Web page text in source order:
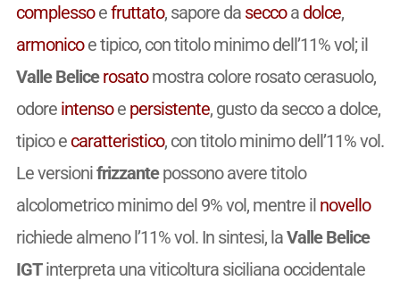
complessoefruttato, sapore da seccoa dolce,
armonicoe tipico, con titolo minimo dell’11% vol; il
Valle Belicerosatomostra colore rosato cerasuolo,
odore intensoe persistente, gusto da secco a dolce,
tipico e caratteristico, con titolo minimo dell’11% vol.
Le versionifrizzantepossono avere titolo
alcolometrico minimo del 9% vol, mentre il novello
richiede almeno l’11% vol. In sintesi, laValle Belice
IGTinterpreta una viticoltura siciliana occidentale